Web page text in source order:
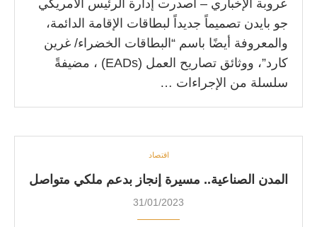
عروبة الإخباري – أصدرت إدارة الرئيس الأمريكي
جو بايدن تصميماً جديداً لبطاقات الإقامة الدائمة،
والمعروفة أيضًا باسم “البطاقات الخضراء/ غرين
كارد”، ووثائق تصاريح العمل (EADs) ، مضيفةً
سلسلة من الإجراءات …
اقتصاد
المدن الصناعية.. مسيرة إنجاز بدعم ملكي متواصل
31/01/2023